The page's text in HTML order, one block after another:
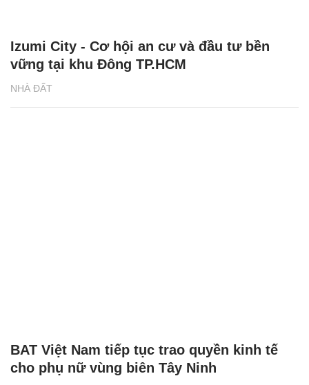
NHÀ ĐẤT
Izumi City - Cơ hội an cư và đầu tư bền
vững tại khu Đông TP.HCM
BAT Việt Nam tiếp tục trao quyền kinh tế
cho phụ nữ vùng biên Tây Ninh